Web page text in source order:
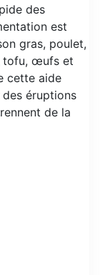
des
est
gras, poulet,
tofu, œufs et
cette aide
éruptions
de la